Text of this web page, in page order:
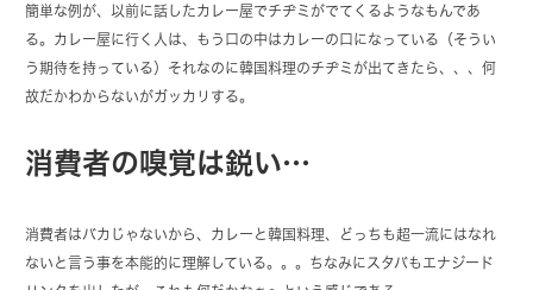
簡単な例が、以前に話したカレー屋でチヂミがでてくるようなもんであ
る。カレー屋に行く人は、もう口の中はカレーの口になっている（そうい
う期待を持っている）それなのに韓国料理のチヂミが出てきたら、、、何
故だかわからないがガッカリする。
消費者の嗅覚は鋭い…
消費者はバカじゃないから、カレーと韓国料理、どっちも超一流にはなれ
ないと言う事を本能的に理解している。。。ちなみにスタバもエナジード